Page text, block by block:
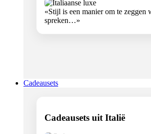
«Stijl is een manier om te zeggen
spreken…»
Cadeausets
Cadeausets uit Italië